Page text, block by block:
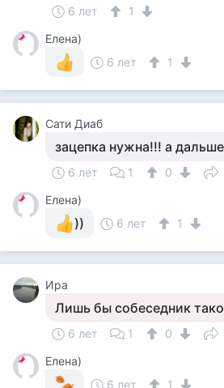
6 лет
1
Елена)
6 лет
1
Сати Диаб
зацепка нужна!!! а
6 лет 1
0
Елена)
)) 6 лет 1
Ира
Лишь бы собеседник
6 лет 1
0
Елена)
6 лет
1